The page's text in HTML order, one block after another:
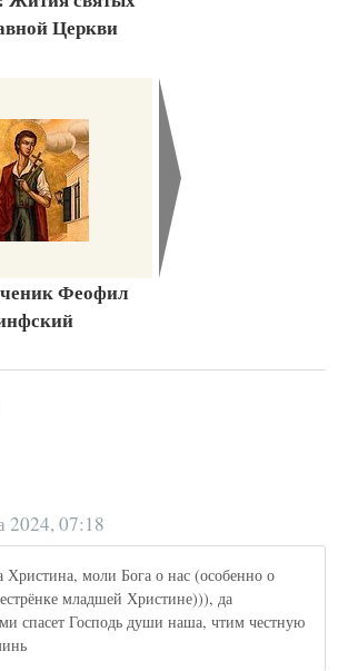
Церкви
Феофил
2024, 07:18
Христина, моли Бога о нас (особенно о
младшей Христине))), да
спасет Господь души наша, чтим честную